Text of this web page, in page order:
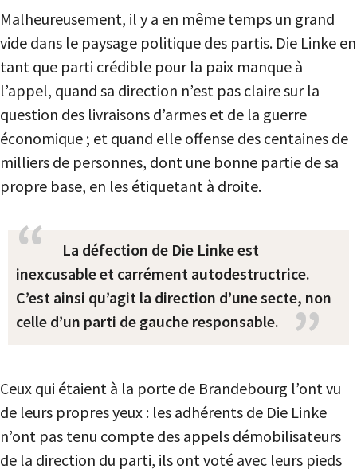
Malheureusement, il y a en même temps un grand
vide dans le paysage politique des partis. Die Linke en
tant que parti crédible pour la paix manque à
l’appel, quand sa direction n’est pas claire sur la
question des livraisons d’armes et de la guerre
économique ; et quand elle offense des centaines de
milliers de personnes, dont une bonne partie de sa
propre base, en les étiquetant à droite.
La défection de Die Linke est
inexcusable et carrément autodestructrice.
C’est ainsi qu’agit la direction d’une secte, non
celle d’un parti de gauche responsable.
Ceux qui étaient à la porte de Brandebourg l’ont vu
de leurs propres yeux : les adhérents de Die Linke
n’ont pas tenu compte des appels démobilisateurs
de la direction du parti, ils ont voté avec leurs pieds